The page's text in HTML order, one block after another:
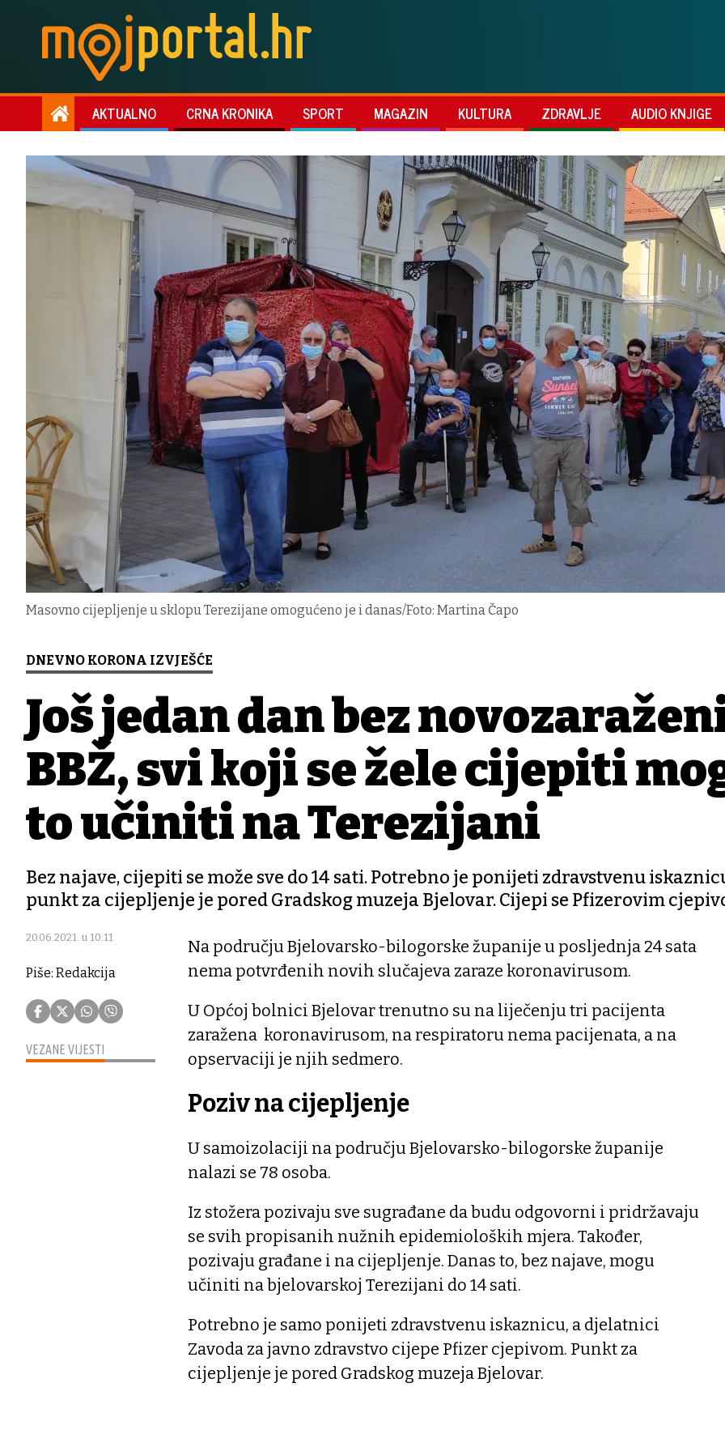
AKTUALNO CRNA KRONIKA SPORT MAGAZIN KULTURA ZDRAVLJE AUDIO KNJIGE
Masovno cijepljenje u sklopu Terezijane omogućeno je i danas/Foto: Martina Čapo
DNEVNO KORONA IZVJEŠĆE
Još jedan dan bez
BBŽ, svi koji se žele cijepiti
to učiniti na Terezijani
Bez najave, cijepiti se može sve do 14 sati. Potrebno je ponijeti zdravstvenu
punkt za cijepljenje je pored Gradskog muzeja Bjelovar. Cijepi se Pfizerovim
20.06.2021. u 10:11
Piše: Redakcija
VEZANE VIJESTI
Na području Bjelovarsko-bilogorske županije u posljednja 24 sata
nema potvrđenih novih slučajeva zaraze koronavirusom.
U Općoj bolnici Bjelovar trenutno su na liječenju tri pacijenta
zaražena koronavirusom, na respiratoru nema pacijenata, a na
opservaciji je njih sedmero.
Poziv na cijepljenje
U samoizolaciji na području Bjelovarsko-bilogorske županije
nalazi se 78 osoba.
Iz stožera pozivaju sve sugrađane da budu odgovorni i pridržavaju
se svih propisanih nužnih epidemioloških mjera. Također,
pozivaju građane i na cijepljenje. Danas to, bez najave, mogu
učiniti na bjelovarskoj Terezijani do 14 sati.
Potrebno je samo ponijeti zdravstvenu iskaznicu, a djelatnici
Zavoda za javno zdravstvo cijepe Pfizer cjepivom. Punkt za
cijepljenje je pored Gradskog muzeja Bjelovar.